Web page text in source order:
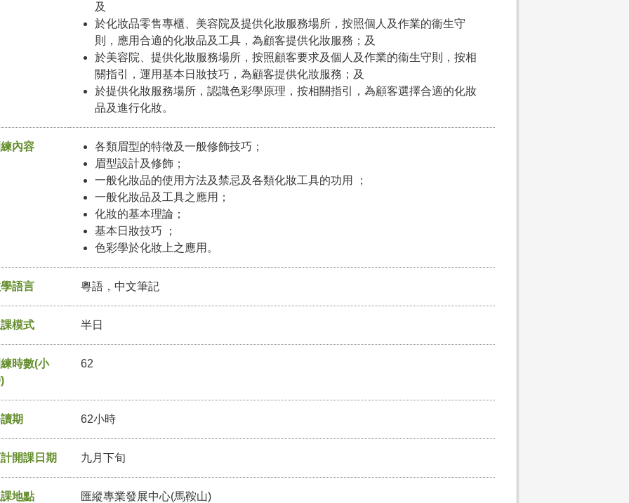
及
於化妝品零售專櫃、美容院及提供化妝服務場所，按照個人及作業的衞生守
則，應用合適的化妝品及工具，為顧客提供化妝服務；及
於美容院、提供化妝服務場所，按照顧客要求及個人及作業的衞生守則，按相
關指引，運用基本日妝技巧，為顧客提供化妝服務；及
於提供化妝服務場所，認識色彩學原理，按相關指引，為顧客選擇合適的化妝
品及進行化妝。
內容
各類眉型的特徵及一般修飾技巧；
眉型設計及修飾；
一般化妝品的使用方法及禁忌及各類化妝工具的功用 ；
一般化妝品及工具之應用；
化妝的基本理論；
基本日妝技巧 ；
色彩學於化妝上之應用。
語言 粵語，中文筆記
模式 半日
時數(小
62
期 62小時
開課日期 九月下旬
地點 匯縱專業發展中心(馬鞍山)